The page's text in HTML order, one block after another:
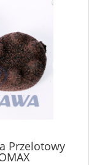
Przelotowy